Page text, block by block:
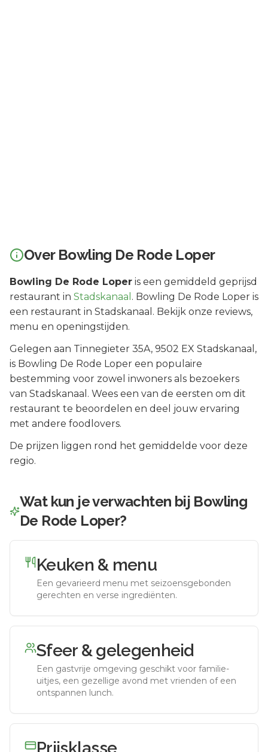
Over Bowling De Rode Loper
Bowling De Rode Loper is een gemiddeld geprijsd
restaurant in Stadskanaal . Bowling De Rode Loper is
een restaurant in Stadskanaal. Bekijk onze reviews,
menu en openingstijden.
Gelegen aan Tinnegieter 35A, 9502 EX Stadskanaal ,
is Bowling De Rode Loper een populaire
bestemming voor zowel inwoners als bezoekers
van Stadskanaal . Wees een van de eersten om dit
restaurant te beoordelen en deel jouw ervaring
met andere foodlovers.
De prijzen liggen rond het gemiddelde voor deze
regio.
Wat kun je verwachten bij Bowling
De Rode Loper?
Keuken & menu
Een gevarieerd menu met seizoensgebonden
gerechten en verse ingrediënten.
Sfeer & gelegenheid
Een gastvrije omgeving geschikt voor familie-
uitjes, een gezellige avond met vrienden of een
ontspannen lunch.